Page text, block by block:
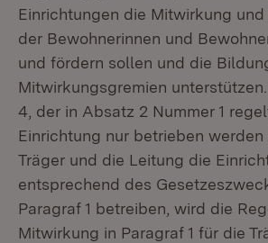
Einrichtungen die Mitwirkung
der Bewohnerinnen und
und fördern sollen und die
Mitwirkungsgremien
4, der in Absatz 2 Nummer 1
Einrichtung nur betrieben
Träger und die Leitung die
entsprechend des
Paragraf 1 betreiben, wird die
Mitwirkung in Paragraf 1 für die